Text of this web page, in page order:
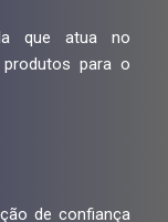
que atua no
para o
de confiança